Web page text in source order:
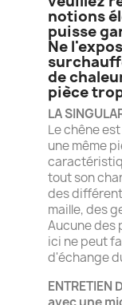
notions
puisse
Ne
de
pièce
LA
Le chêne
une même
tout son
des
maille, des
Aucune des
ici ne peut
d'échange